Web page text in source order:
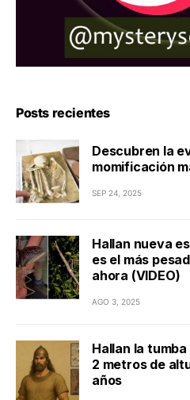
Posts recientes
Descubren la
momificación
SEP 24, 2025
Hallan nueva
es el más
ahora (VIDEO)
AGO 3, 2025
Hallan la
2 metros de
años